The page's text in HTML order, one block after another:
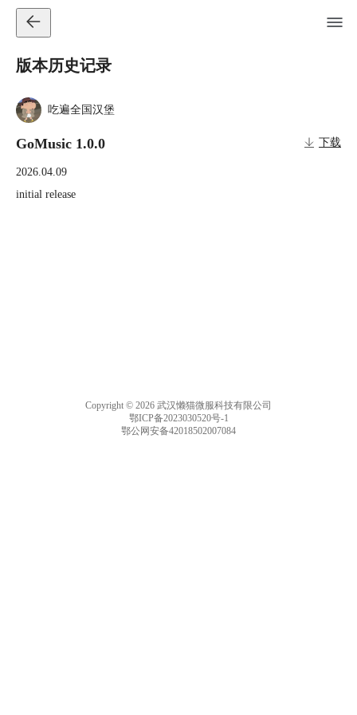
版本历史记录
吃遍全国汉堡
GoMusic 1.0.0 下载
2026.04.09
initial release
Copyright © 2026 武汉懒猫微服科技有限公司
鄂ICP备2023030520号-1
鄂公网安备42018502007084